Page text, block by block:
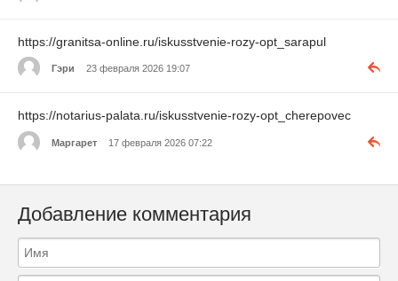
https://granitsa-online.ru/iskusstvenie-rozy-opt_sarapul
Гэри 23 февраля 2026 19:07
https://notarius-palata.ru/iskusstvenie-rozy-opt_cherepovec
Маргарет 17 февраля 2026 07:22
Добавление комментария